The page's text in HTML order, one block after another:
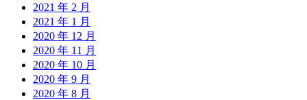
2021 年 2 月
2021 年 1 月
2020 年 12 月
2020 年 11 月
2020 年 10 月
2020 年 9 月
2020 年 8 月